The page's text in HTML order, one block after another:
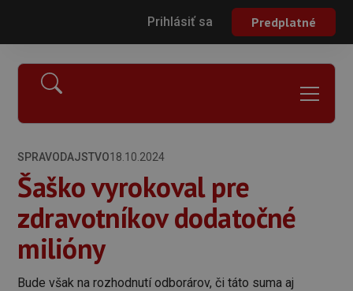
Prihlásiť sa Predplatné
SPRAVODAJSTVO18.10.2024
Šaško vyrokoval pre
zdravotníkov dodatočné
milióny
Bude však na rozhodnutí odborárov, či táto suma aj